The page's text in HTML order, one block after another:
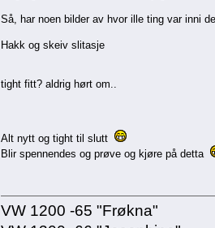
Så, har noen bilder av hvor ille ting var inni
Hakk og skeiv slitasje
tight fitt? aldrig hørt om..
Alt nytt og tight til slutt
Blir spennendes og prøve og kjøre på detta
VW 1200 -65 "Frøkna"